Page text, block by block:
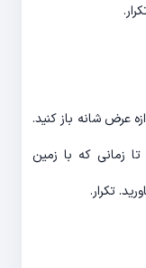
عرض شانه باز کنید.
تا زمانی که با زمین
تکرار.